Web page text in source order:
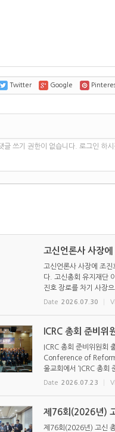
Twitter Google
글 쓰기 권한이 없습니다. 로그인 하시
고신언론사 사장
고신언론사 사장에 조
다. 고신총회 유지재단
진호 장로를 차기 사장으
Date 2026.07.30
ICRC 총회 준비위
ICRC 총회 준비위원회
Conference of
울교회에서 ‘ICRC 총회
Date 2026.07.23
제76회(2026년)
제76회(2026년) 고신 총